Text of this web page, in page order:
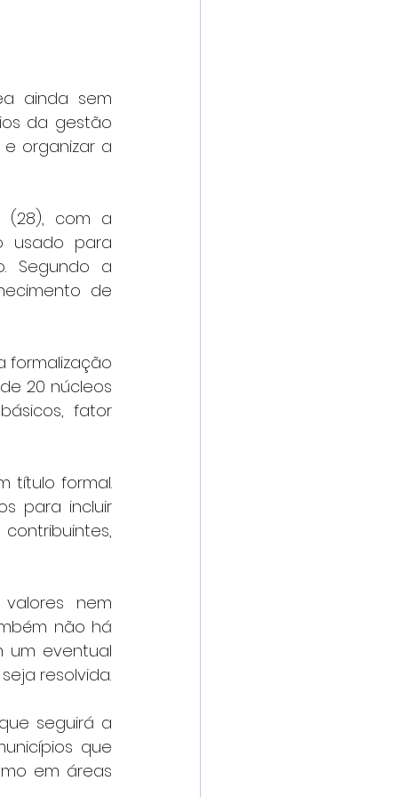
ainda sem
da gestão
organizar a
(28), com a
usado para
Segundo a
de
formalização
20 núcleos
fator
título formal.
para incluir
nem
não há
um eventual
resolvida.
seguirá a
que
em áreas